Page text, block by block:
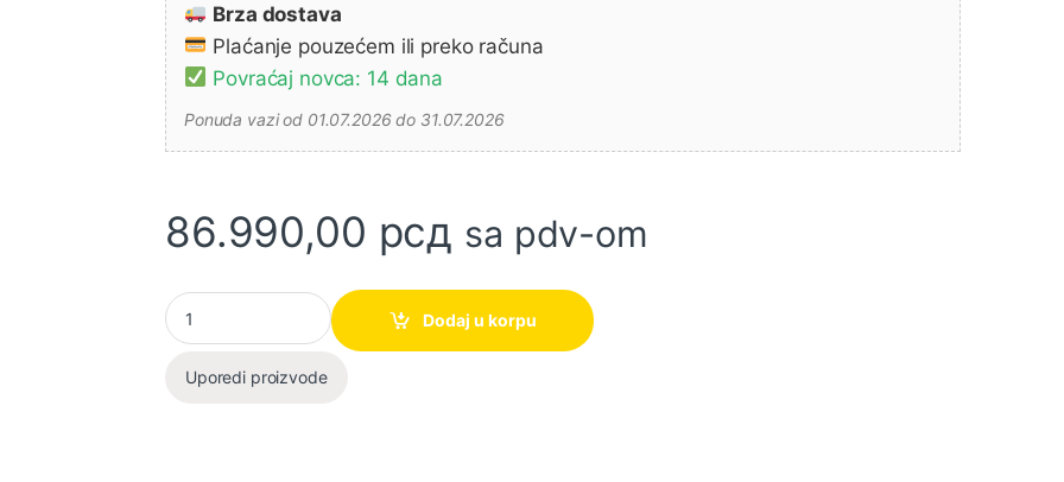
Brza dostava
Plaćanje pouzećem ili preko računa
Povraćaj novca: 14 dana
Ponuda vazi od 01.07.2026 do 31.07.2026
86.990,00 рсд sa pdv-om
Elektro čekić - bušilica SDS - MAX 1100W HR4003C MAKITA količina
Dodaj u korpu
Uporedi proizvode